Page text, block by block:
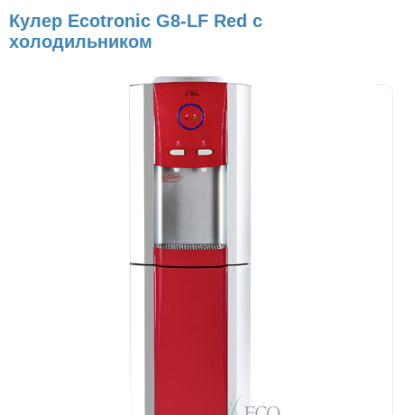
Кулер Ecotronic G8-LF Red с
холодильником